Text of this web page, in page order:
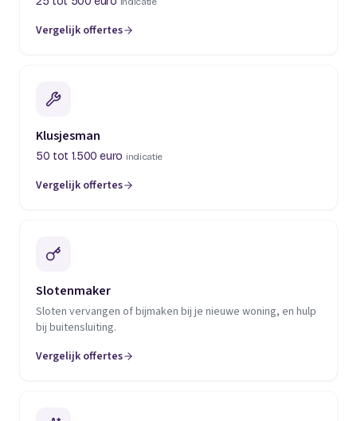
Vergelijk offertes
(opent in een nieuw tabblad)
Klusjesman
50 tot 1.500 euro indicatie
Vergelijk offertes
(opent in een nieuw tabblad)
Slotenmaker
Sloten vervangen of bijmaken bij je nieuwe woning, en hulp
bij buitensluiting.
Vergelijk offertes
(opent in een nieuw tabblad)